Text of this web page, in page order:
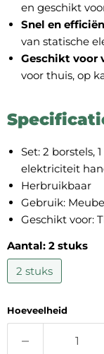
en geschikt
Snel en
van statische
Geschikt voor
voor thuis, op
Set: 2 borstels,
elektriciteit
Herbruikbaar
Gebruik:
Geschikt voor:
Aantal: 2 stuks
2 stuks
Hoeveelheid